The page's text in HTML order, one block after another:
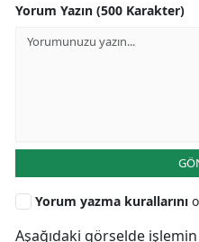
Yorum Yazın (500 Karakter)
Yorum yazma kurallarını
Aşağıdaki görselde